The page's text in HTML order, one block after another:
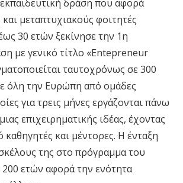
δράση που αφορά
μεταπτυχιακούς φοιτητές
30 ετών ξεκίνησε την 1η
με γενικό τίτλο «Entepreneur
ταυτοχρόνως σε 300
όλη την Ευρώπη από ομάδες
για τρεις μήνες εργάζονται πάνω
επιχειρηματικής ιδέας, έχοντας
και μέντορες. Η ένταξη
της στο πρόγραμμα του
ετών αφορά την ενότητα